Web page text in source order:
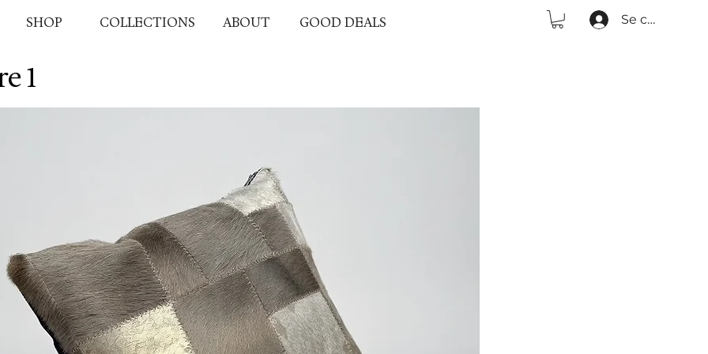
SHOP COLLECTIONS ABOUT GOOD DEALS Se connecter
1